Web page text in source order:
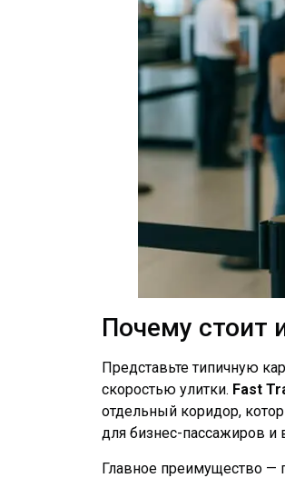
Почему стоит
Представьте типичную
скоростью улитки. Fast
отдельный коридор,
для бизнес-пассажиров и
Главное преимущество —